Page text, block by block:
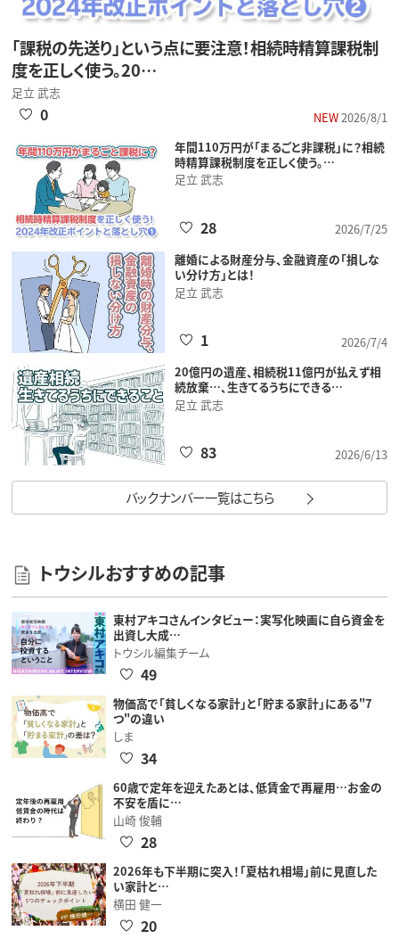
「課税の先送り」という点に要注意！相続時精算課税制
度を正しく使う。20…
足立 武志
NEW2026/8/1
0
年間110万円が「まるごと非課税」に？相続
時精算課税制度を正しく使う。…
足立 武志
2026/7/25
28
離婚による財産分与、金融資産の「損しな
い分け方」とは！
足立 武志
2026/7/4
1
20億円の遺産、相続税11億円が払えず相
続放棄…、生きてるうちにできる…
足立 武志
2026/6/13
83
バックナンバー一覧はこちら
トウシルおすすめの記事
東村アキコさんインタビュー：実写化映画に自ら資金を
出資し大成…
トウシル編集チーム
49
物価高で「貧しくなる家計」と「貯まる家計」にある"7
つ"の違い
しま
34
60歳で定年を迎えたあとは、低賃金で再雇用…お金の
不安を盾に…
山崎 俊輔
28
2026年も下半期に突入！「夏枯れ相場」前に見直した
い家計と…
横田 健一
20